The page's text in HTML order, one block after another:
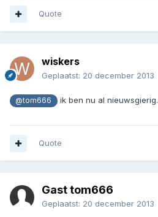
Quote
wiskers
Geplaatst: 20 december 2013
@tom666 ik ben nu al nieuwsgierig.
Quote
Gast tom666
Geplaatst: 20 december 2013